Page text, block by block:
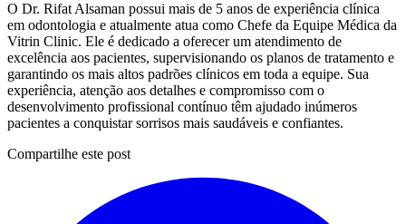
O Dr. Rifat Alsaman possui mais de 5 anos de experiência clínica
em odontologia e atualmente atua como Chefe da Equipe Médica da
Vitrin Clinic. Ele é dedicado a oferecer um atendimento de
excelência aos pacientes, supervisionando os planos de tratamento e
garantindo os mais altos padrões clínicos em toda a equipe. Sua
experiência, atenção aos detalhes e compromisso com o
desenvolvimento profissional contínuo têm ajudado inúmeros
pacientes a conquistar sorrisos mais saudáveis e confiantes.
Compartilhe este post